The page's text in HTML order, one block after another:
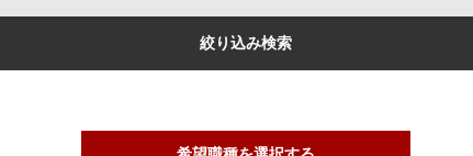
絞り込み検索